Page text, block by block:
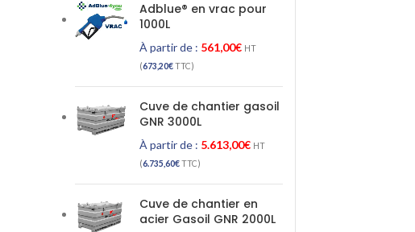
Adblue® en vrac pour
1000L
À partir de : 561,00€ HT
(673,20€TTC)
Cuve de chantier gasoil
GNR 3000L
À partir de : 5.613,00€ HT
(6.735,60€TTC)
Cuve de chantier en
acier Gasoil GNR 2000L